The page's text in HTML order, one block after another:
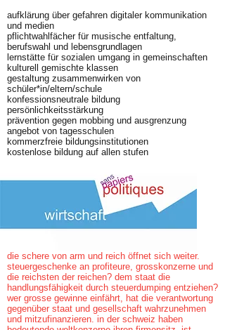
aufklärung über gefahren digitaler kommunikation
und medien
pflichtwahlfächer für musische entfaltung,
berufswahl und lebensgrundlagen
lernstätte für sozialen umgang in gemeinschaften
kulturell gemischte klassen
gestaltung zusammenwirken von
schüler*in/eltern/schule
konfessionsneutrale bildung
persönlichkeitsstärkung
prävention gegen mobbing und ausgrenzung
angebot von tagesschulen
kommerzfreie bildungsinstitutionen
kostenlose bildung auf allen stufen
die schere von arm und reich öffnet sich weiter.
steuergeschenke an profiteure, grosskonzerne und
die reichsten der reichen? dem staat die
handlungsfähigkeit durch steuerdumping entziehen?
wer grosse gewinne einfährt, hat die verantwortung
gegenüber staat und gesellschaft wahrzunehmen
und mitzufinanzieren. in der schweiz haben